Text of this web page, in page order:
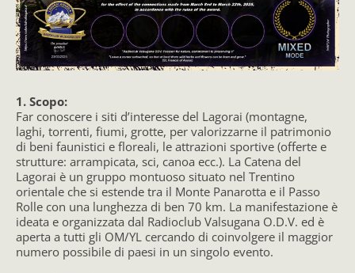
1. Scopo:
Far conoscere i siti d’interesse del Lagorai (montagne,
laghi, torrenti, fiumi, grotte, per valorizzarne il patrimonio
di beni faunistici e floreali, le attrazioni sportive (offerte e
strutture: arrampicata, sci, canoa ecc.). La Catena del
Lagorai è un gruppo montuoso situato nel Trentino
orientale che si estende tra il Monte Panarotta e il Passo
Rolle con una lunghezza di ben 70 km. La manifestazione è
ideata e organizzata dal Radioclub Valsugana O.D.V. ed è
aperta a tutti gli OM/YL cercando di coinvolgere il maggior
numero possibile di paesi in un singolo evento.